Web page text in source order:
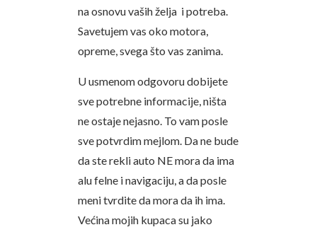
na osnovu vaših želja i potreba.
Savetujem vas oko motora,
opreme, svega što vas zanima.
U usmenom odgovoru dobijete
sve potrebne informacije, ništa
ne ostaje nejasno. To vam posle
sve potvrdim mejlom. Da ne bude
da ste rekli auto NE mora da ima
alu felne i navigaciju, a da posle
meni tvrdite da mora da ih ima.
Većina mojih kupaca su jako